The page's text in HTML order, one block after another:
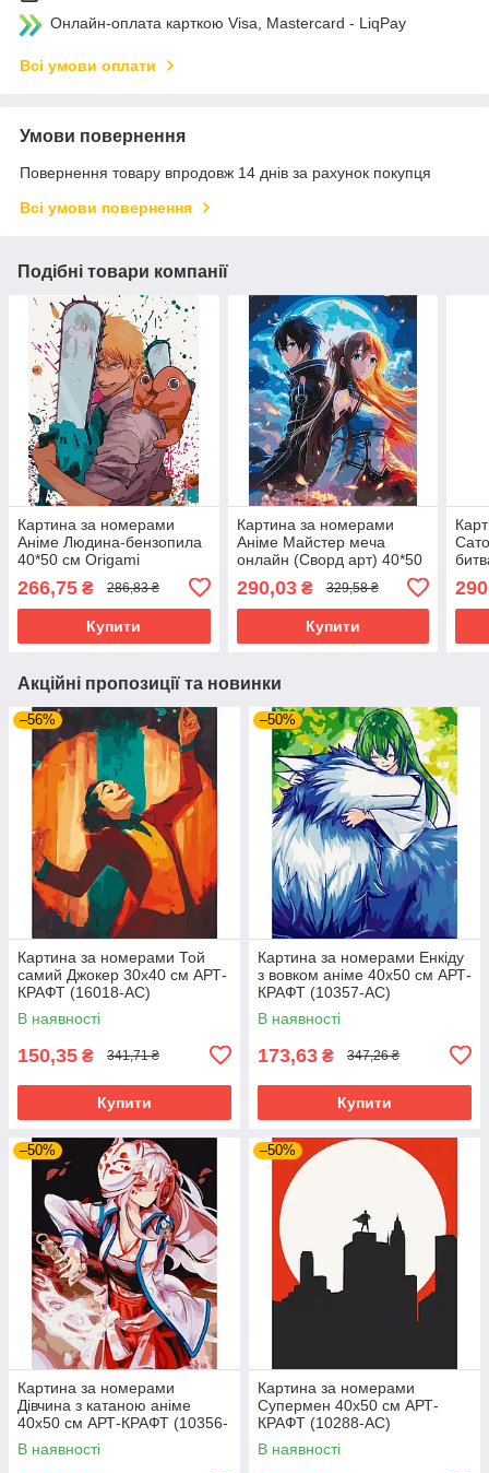
Онлайн-оплата карткою Visa, Mastercard - LiqPay
Всі умови оплати
Умови повернення
Повернення товару впродовж 14 днів за рахунок покупця
Всі умови повернення
Подібні товари компанії
Картина за номерами
Аніме Людина-бензопила
40*50 см Origamі
266,75 ₴ 286,83 ₴
Купити
Картина за номерами
Аніме Майстер меча
онлайн (Сворд арт) 40*50
290,03₴ 329,58 ₴
Купити
Акційні пропозиції та новинки
–56%
Картина за номерами Той
самий Джокер 30х40 см АРТ-
КРАФТ (16018-AC)
В наявності
150,35 ₴ 341,71 ₴
Купити
–50%
Картина за номерами Енкіду
з вовком аніме 40х50 см АРТ-
КРАФТ (10357-AC)
В наявності
173,63 ₴ 347,26 ₴
Купити
–50%
Картина за номерами
Дівчина з катаною аніме
40х50 см АРТ-КРАФТ (10356-
AC)
В наявності
–50%
Картина за номерами
Супермен 40х50 см АРТ-
КРАФТ (10288-AC)
В наявності